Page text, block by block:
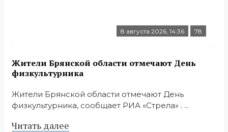
8 августа 2026, 14:36 78
Жители Брянской области отмечают День
физкультурника
Жители Брянской области отмечают День
физкультурника, сообщает РИА «Стрела» . ...
Читать далее